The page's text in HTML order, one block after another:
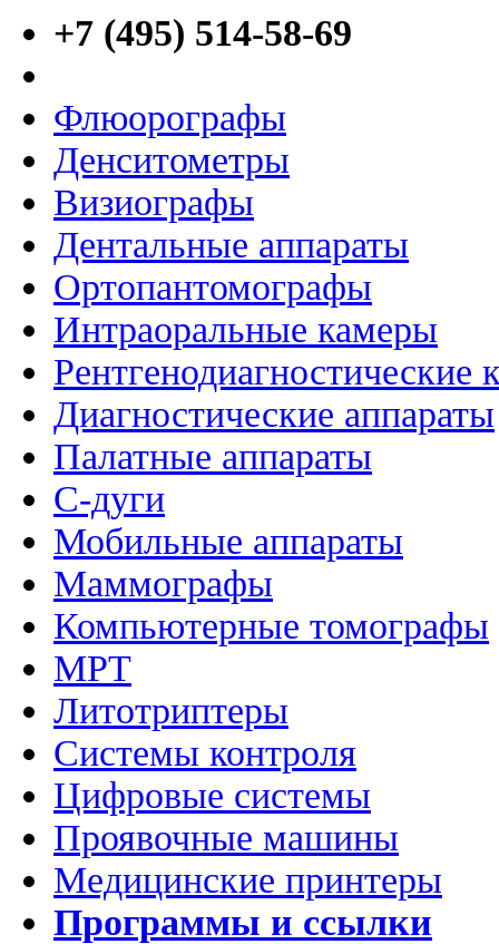
+7 (495) 514-58-69
Флюорографы
Денситометры
Визиографы
Дентальные аппараты
Ортопантомографы
Интраоральные камеры
Рентгенодиагностические
Диагностические аппараты
Палатные аппараты
C-дуги
Мобильные аппараты
Маммографы
Компьютерные томографы
МРТ
Литотриптеры
Системы контроля
Цифровые системы
Проявочные машины
Медицинские принтеры
Программы и ссылки